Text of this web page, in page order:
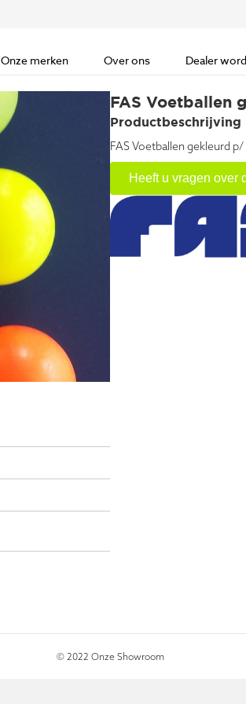
Onze merken Over ons Dealer
FAS Voetballen
Productbeschrijving
FAS Voetballen gekleurd p/
Heeft u vragen over
© 2022 Onze Showroom